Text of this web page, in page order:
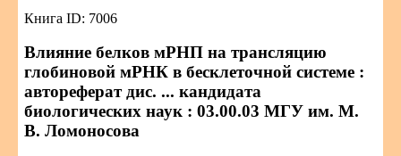
Книга ID: 7006
Влияние белков мРНП на трансляцию
глобиновой мРНК в бесклеточной системе :
автореферат дис. ... кандидата
биологических наук : 03.00.03 МГУ им. М.
В. Ломоносова